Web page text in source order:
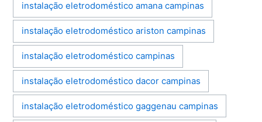
instalação eletrodoméstico amana campinas
instalação eletrodoméstico ariston campinas
instalação eletrodoméstico campinas
instalação eletrodoméstico dacor campinas
instalação eletrodoméstico gaggenau campinas